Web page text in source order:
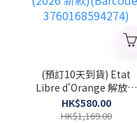
(預訂10天到貨) Etat
Libre d'Orange 解放橘
郡 Let's Pretend 陪我演
完 中性濃香水 100ml (簡
HK$580.00
HK$1,169.00